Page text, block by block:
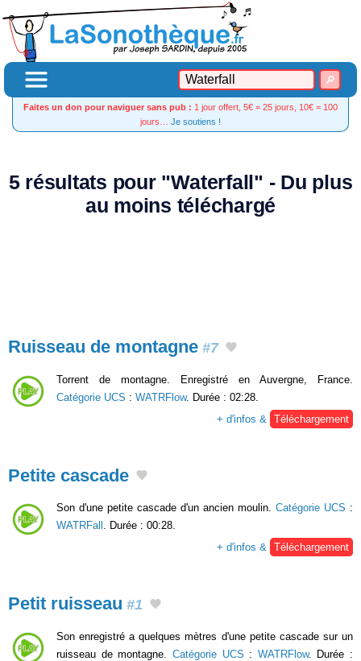
Faites un don pour naviguer sans pub : 1 jour offert, 5€ = 25 jours, 10€ = 100
jours… Je soutiens !
5 résultats pour "Waterfall" - Du plus
au moins téléchargé
Ruisseau de montagne #7
Torrent de montagne. Enregistré en Auvergne, France.
Catégorie UCS : WATRFlow. Durée : 02:28.
+ d'infos &
Téléchargement
Petite cascade
Son d'une petite cascade d'un ancien moulin. Catégorie UCS :
WATRFall . Durée : 00:28.
+ d'infos & Téléchargement
Petit ruisseau #1
Son enregistré a quelques mètres d'une petite cascade sur un
ruisseau de montagne. Catégorie UCS : WATRFlow. Durée :